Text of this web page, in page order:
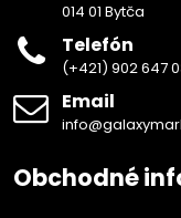
014 01 Bytča
Telefón
(+421) 902 647
Email
Obchodné